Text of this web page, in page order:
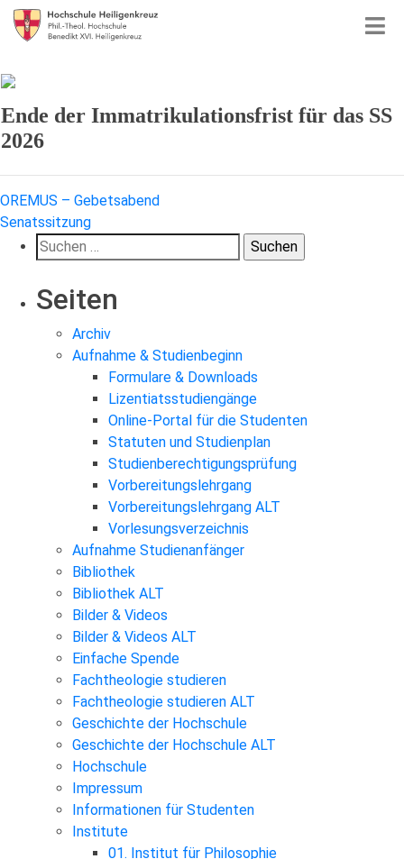
Ende der Immatrikulationsfrist für das SS
2026
Beitragsnavigation
OREMUS – Gebetsabend
Senatssitzung
Suchen
nach:
Seiten
Archiv
Aufnahme & Studienbeginn
Formulare & Downloads
Lizentiatsstudiengänge
Online-Portal für die Studenten
Statuten und Studienplan
Studienberechtigungsprüfung
Vorbereitungslehrgang
Vorbereitungslehrgang ALT
Vorlesungsverzeichnis
Aufnahme Studienanfänger
Bibliothek
Bibliothek ALT
Bilder & Videos
Bilder & Videos ALT
Einfache Spende
Fachtheologie studieren
Fachtheologie studieren ALT
Geschichte der Hochschule
Geschichte der Hochschule ALT
Hochschule
Impressum
Informationen für Studenten
Institute
01. Institut für Philosophie